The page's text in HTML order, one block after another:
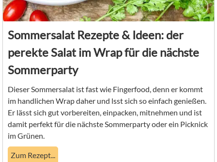
Sommersalat Rezepte & Ideen: der
perekte Salat im Wrap für die nächste
Sommerparty
Dieser Sommersalat ist fast wie Fingerfood, denn er kommt
im handlichen Wrap daher und lsst sich so einfach genießen.
Er lässt sich gut vorbereiten, einpacken, mitnehmen und ist
damit perfekt für die nächste Sommerparty oder ein Picknick
im Grünen.
Zum Rezept...